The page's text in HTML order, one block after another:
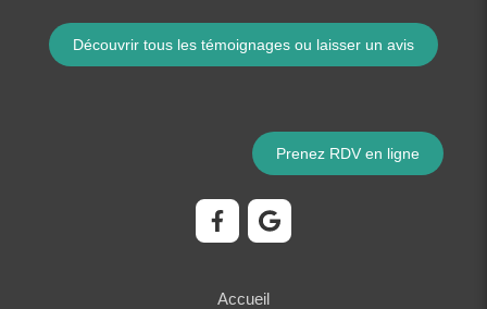
Découvrir tous les témoignages ou laisser un avis
Prenez RDV en ligne
Accueil